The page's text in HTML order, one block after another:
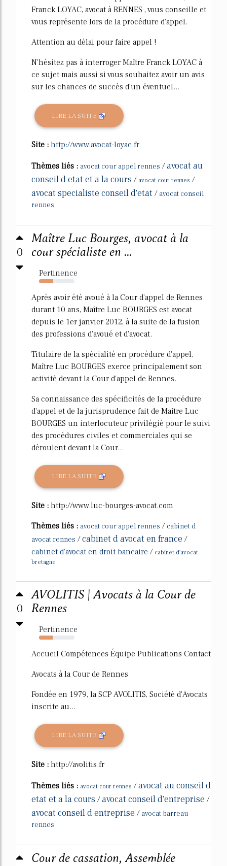
Franck LOYAC, avocat à RENNES , vous conseille et
vous représente lors de la procédure d'appel.
Attention au délai pour faire appel !
N'hésitez pas à interroger Maître Franck LOYAC à
ce sujet mais aussi si vous souhaitez avoir un avis
sur les chances de succès d'un éventuel...
LIRE LA SUITE
Site : http://www.avocat-loyac.fr
Thèmes liés : avocat cour appel rennes /avocat au
conseil d etat et a la cours / avocat cour rennes /
avocat specialiste conseil d'etat / avocat conseil
rennes
0
Maître Luc Bourges, avocat à la
cour spécialiste en ...
Pertinence
40%
Après avoir été avoué à la Cour d'appel de Rennes
durant 10 ans, Maître Luc BOURGES est avocat
depuis le 1er janvier 2012, à la suite de la fusion
des professions d'avoué et d'avocat.
Titulaire de la spécialité en procédure d'appel,
Maître Luc BOURGES exerce principalement son
activité devant la Cour d'appel de Rennes.
Sa connaissance des spécificités de la procédure
d'appel et de la jurisprudence fait de Maître Luc
BOURGES un interlocuteur privilégié pour le suivi
des procédures civiles et commerciales qui se
déroulent devant la Cour...
LIRE LA SUITE
Site : http://www.luc-bourges-avocat.com
Thèmes liés : avocat cour appel rennes / cabinet d
avocat rennes /cabinet d avocat en france /
cabinet d'avocat en droit bancaire / cabinet d'avocat
bretagne
0
AVOLITIS | Avocats à la Cour de
Rennes
Pertinence
38%
Accueil Compétences Équipe Publications Contact
Avocats à la Cour de Rennes
Fondée en 1979, la SCP AVOLITIS, Société d'Avocats
inscrite au...
LIRE LA SUITE
Site : http://avolitis.fr
Thèmes liés : avocat cour rennes /avocat au conseil d
etat et a la cours /avocat conseil d'entreprise /
avocat conseil d entreprise / avocat barreau
rennes
Cour de cassation, Assemblée